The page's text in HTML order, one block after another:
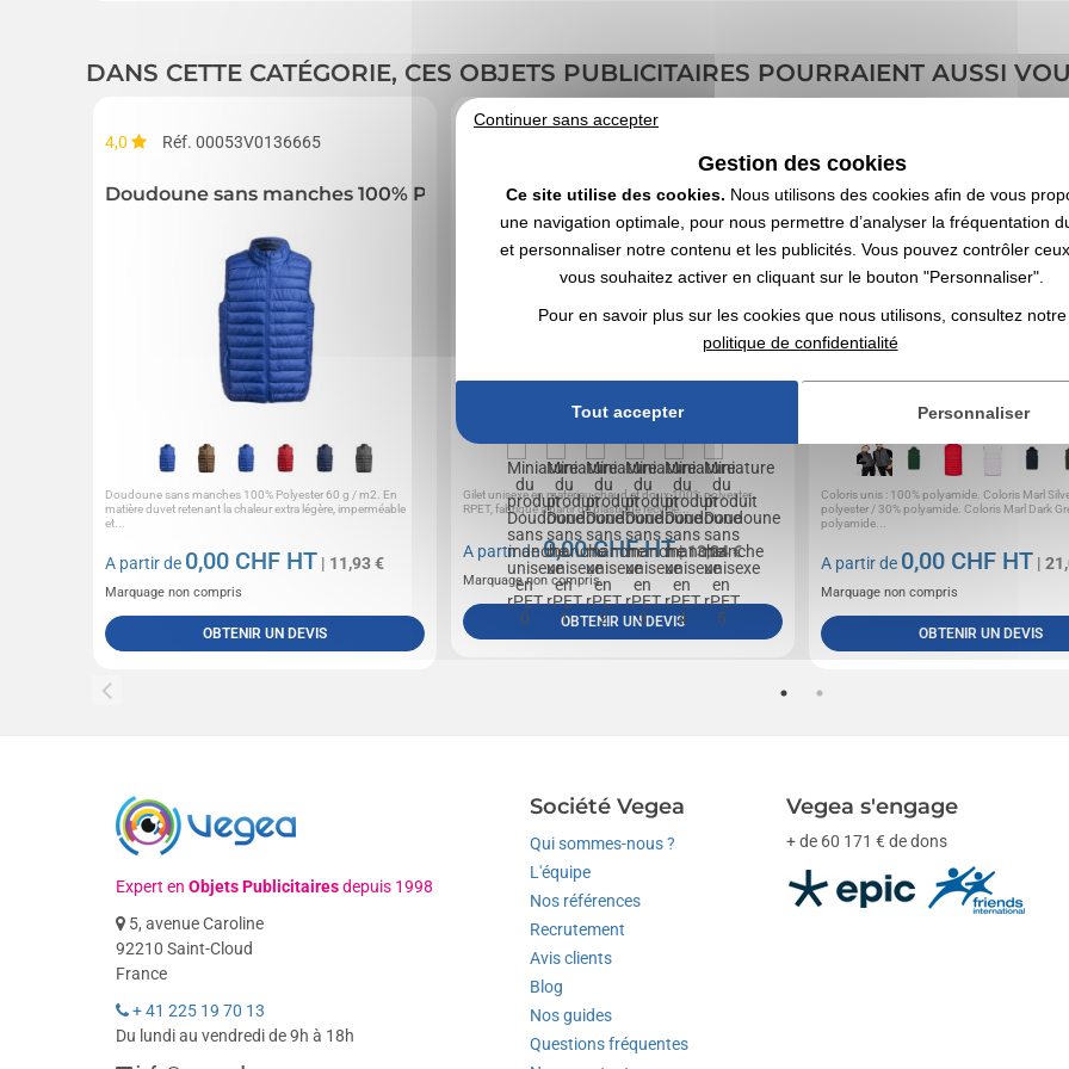
DANS CETTE CATÉGORIE, CES OBJETS PUBLICITAIRES POURRAIENT AUSSI
4,0 Réf. 00053V0136665
Doudoune sans manches 100% Polyester
Doudoune sans manches 100% Polyester 60 g / m2. En
matière duvet retenant la chaleur extra légère, imperméable
et...
A partir de 0,00 CHF HT | 11,93 €
Marquage non compris
OBTENIR UN DEVIS
Doudoune sans manche unisexe en rPET
Gilet unisexe en matériau chaud et doux 100% polyester
RPET, fabriqué à partir de plastique recyclé...
A partir de0,00CHF HT| 13,24 €
Marquage non compris
OBTENIR UN DEVIS
Doudoune légère sans
Coloris unis : 100% polyamide. Coloris Marl
polyester / 30% polyamide. Coloris Marl Dark
polyamide...
A partir de 0,00 CHF HT |
Marquage non compris
OBTENIR UN DEVIS
Expert en Objets Publicitairesdepuis 1998
5, avenue Caroline
92210 Saint-Cloud
France
+ 41 225 19 70 13
Du lundi au vendredi de 9h à 18h
Société Vegea
Qui sommes-nous ?
L'équipe
Nos références
Recrutement
Avis clients
Blog
Nos guides
Questions fréquentes
Vegea s'engage
+ de 60 171 € de dons
Continuer sans accepter
Gestion des cookies
Ce site utilise des cookies. Nous utilisons des cookies afin de vous
une navigation optimale, pour nous permettre d’analyser la fréquentation
et personnaliser notre contenu et les publicités. Vous pouvez contrôler
vous souhaitez activer en cliquant sur le bouton "Personnaliser".
Pour en savoir plus sur les cookies que nous utilisons, consultez notre
politique de confidentialité
Tout accepter Personnaliser